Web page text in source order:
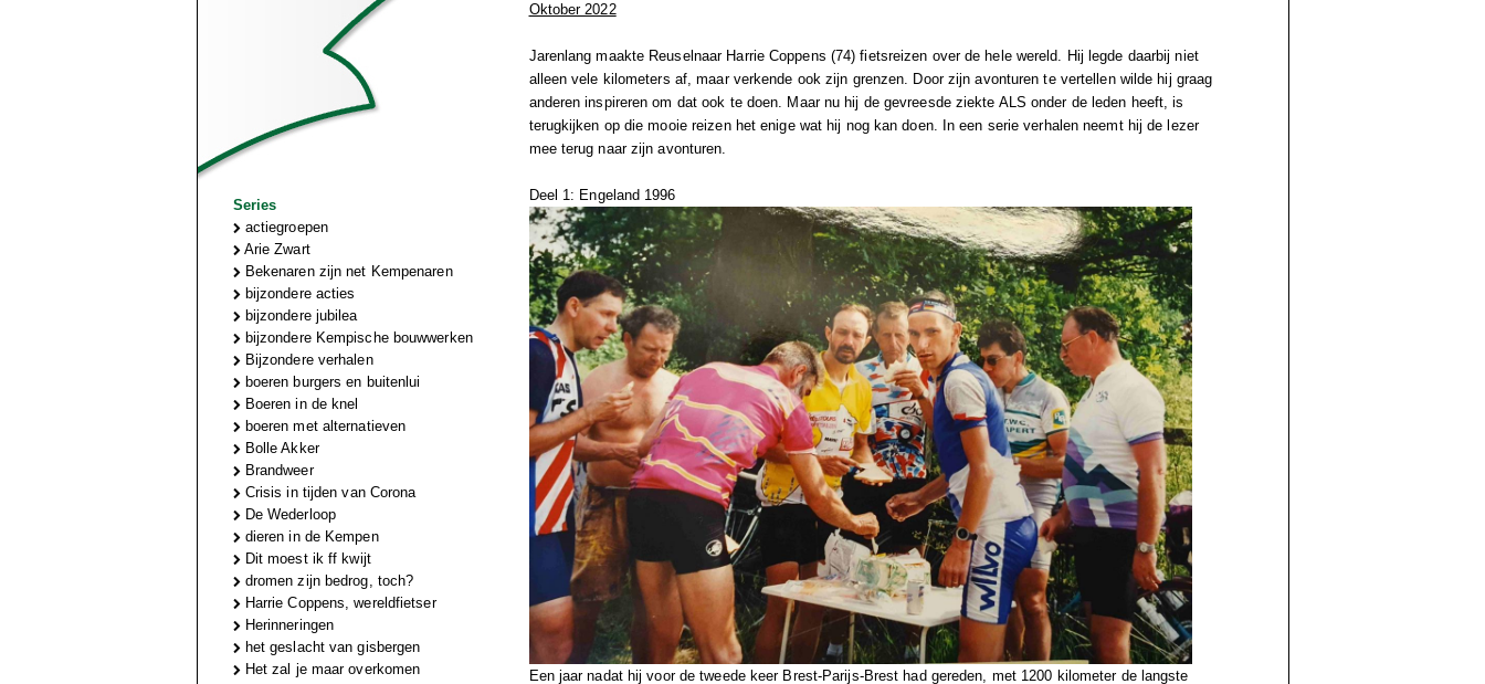
Series
actiegroepen
Arie Zwart
Bekenaren zijn net Kempenaren
bijzondere acties
bijzondere jubilea
bijzondere Kempische bouwwerken
Bijzondere verhalen
boeren burgers en buitenlui
Boeren in de knel
boeren met alternatieven
Bolle Akker
Brandweer
Crisis in tijden van Corona
De Wederloop
dieren in de Kempen
Dit moest ik ff kwijt
dromen zijn bedrog, toch?
Harrie Coppens, wereldfietser
Herinneringen
het geslacht van gisbergen
Het zal je maar overkomen
Oktober 2022
Jarenlang maakte Reuselnaar Harrie Coppens (74) fietsreizen over de hele wereld. Hij legde daarbij niet
alleen vele kilometers af, maar verkende ook zijn grenzen. Door zijn avonturen te vertellen wilde hij graag
anderen inspireren om dat ook te doen. Maar nu hij de gevreesde ziekte ALS onder de leden heeft, is
terugkijken op die mooie reizen het enige wat hij nog kan doen. In een serie verhalen neemt hij de lezer
mee terug naar zijn avonturen.
Deel 1: Engeland 1996
Een jaar nadat hij voor de tweede keer Brest-Parijs-Brest had gereden, met 1200 kilometer de langste